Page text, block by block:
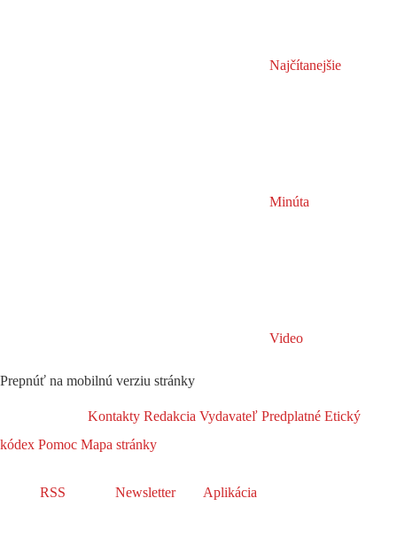
Najčítanejšie
Minúta
Video
Prepnúť na mobilnú verziu stránky
Kontakty Redakcia Vydavateľ Predplatné Etický
kódex Pomoc Mapa stránky
RSS Newsletter Aplikácia